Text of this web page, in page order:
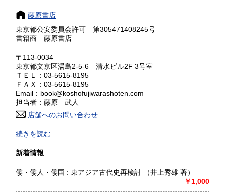
奈良県
鳥取県 300円 島根県
岡山県
山口県 300円
香川県 300円 愛媛県
高知県 300円
佐賀県
熊本県 300円 大分県 300円
300円
藤原書店
東京都公安委員会許可 第305471408245号
書籍商 藤原書店
〒113-0034
東京都文京区湯島2-5-6 清水ビル2F 3号室
ＴＥＬ：03-5615-8195
ＦＡＸ：03-5615-8195
Email：book@koshofujiwarashoten.com
担当者：藤原 武人
店舗へのお問い合わせ
【通信販売専門 (ご来店不可)】 の古書店です。
※大変申し訳ございませんが、店頭での販売は行っておりま
せん。
書籍の状態等、ご不明な点・気になる所がございましたら、
メールアドレス【book@koshofujiwarashoten.com】
続きを読む
新着情報
倭・倭人・倭国 : 東アジア古代史再検討 （井上秀雄 著）
￥1,000